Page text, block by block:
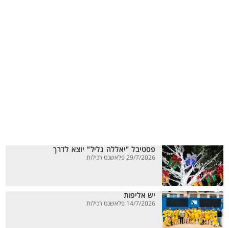
פסטיבל "יאללה גליל" יוצא לדרך
29/7/2026 פלאשנט רכילות
יש אליפות
14/7/2026 פלאשנט רכילות